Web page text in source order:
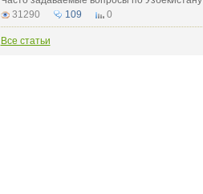
31290
109 0
Все статьи